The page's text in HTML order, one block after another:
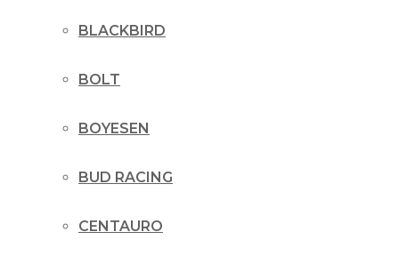
BLACKBIRD
BOLT
BOYESEN
BUD RACING
CENTAURO